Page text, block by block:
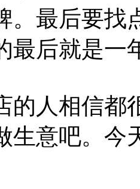
。最后要找
最后就是一
的人相信都
生意吧。今